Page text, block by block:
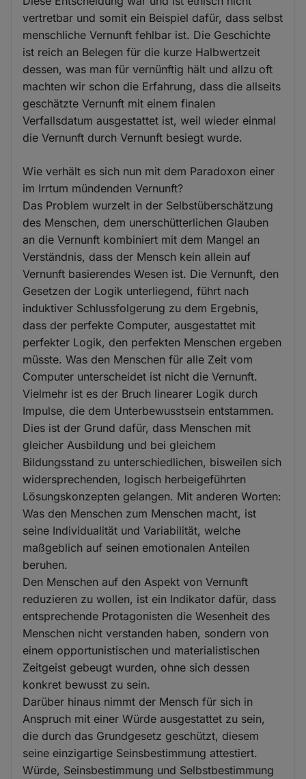
vertretbar und somit ein Beispiel dafür, dass selbst
menschliche Vernunft fehlbar ist. Die Geschichte
ist reich an Belegen für die kurze Halbwertzeit
dessen, was man für vernünftig hält und allzu oft
machten wir schon die Erfahrung, dass die allseits
geschätzte Vernunft mit einem finalen
Verfallsdatum ausgestattet ist, weil wieder einmal
die Vernunft durch Vernunft besiegt wurde.
Wie verhält es sich nun mit dem Paradoxon einer
im Irrtum mündenden Vernunft?
Das Problem wurzelt in der Selbstüberschätzung
des Menschen, dem unerschütterlichen Glauben
an die Vernunft kombiniert mit dem Mangel an
Verständnis, dass der Mensch kein allein auf
Vernunft basierendes Wesen ist. Die Vernunft, den
Gesetzen der Logik unterliegend, führt nach
induktiver Schlussfolgerung zu dem Ergebnis,
dass der perfekte Computer, ausgestattet mit
perfekter Logik, den perfekten Menschen ergeben
müsste. Was den Menschen für alle Zeit vom
Computer unterscheidet ist nicht die Vernunft.
Vielmehr ist es der Bruch linearer Logik durch
Impulse, die dem Unterbewusstsein entstammen.
Dies ist der Grund dafür, dass Menschen mit
gleicher Ausbildung und bei gleichem
Bildungsstand zu unterschiedlichen, bisweilen sich
widersprechenden, logisch herbeigeführten
Lösungskonzepten gelangen. Mit anderen Worten:
Was den Menschen zum Menschen macht, ist
seine Individualität und Variabilität, welche
maßgeblich auf seinen emotionalen Anteilen
beruhen.
Den Menschen auf den Aspekt von Vernunft
reduzieren zu wollen, ist ein Indikator dafür, dass
entsprechende Protagonisten die Wesenheit des
Menschen nicht verstanden haben, sondern von
einem opportunistischen und materialistischen
Zeitgeist gebeugt wurden, ohne sich dessen
konkret bewusst zu sein.
Darüber hinaus nimmt der Mensch für sich in
Anspruch mit einer Würde ausgestattet zu sein,
die durch das Grundgesetz geschützt, diesem
seine einzigartige Seinsbestimmung attestiert.
Würde, Seinsbestimmung und Selbstbestimmung